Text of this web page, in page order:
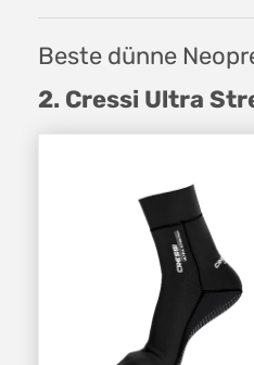
Beste dünne
2. Cressi Ultra